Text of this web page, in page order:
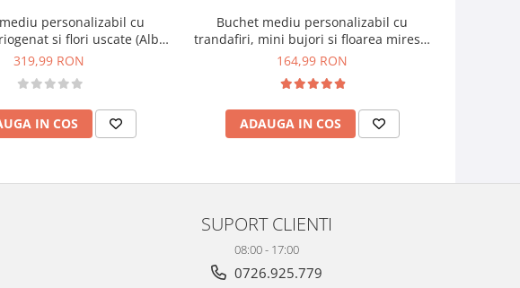
personalizabil cu
si flori uscate (Alb,
Rosu)
319,99 RON
IN COS
Buchet mediu personalizabil cu
trandafiri, mini bujori si floarea miresei
(Alb, Roz)
164,99 RON
ADAUGA IN COS
SUPORT CLIENTI
08:00 - 17:00
0726.925.779